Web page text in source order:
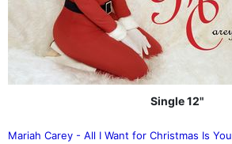
Single 12"
Mariah Carey - All I Want for Christmas Is You